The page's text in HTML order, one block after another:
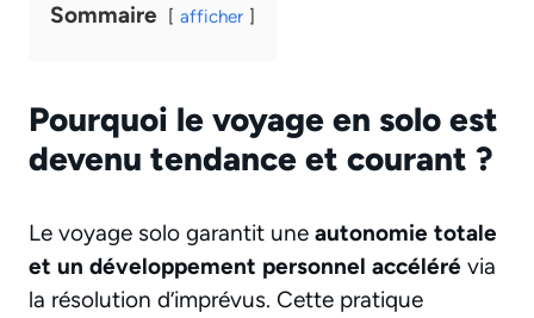
Sommaire afficher
Pourquoi le voyage en solo est
devenu tendance et courant ?
Le voyage solo garantit une autonomie totale
et un développement personnel accéléré via
la résolution d’imprévus. Cette pratique